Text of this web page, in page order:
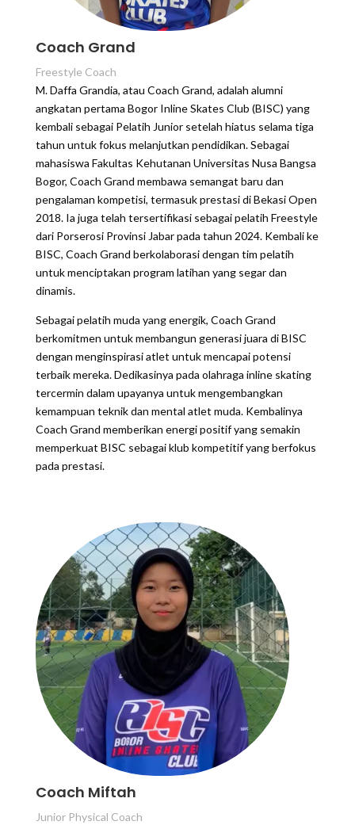
Coach Grand
Freestyle Coach
M. Daffa Grandia, atau Coach Grand, adalah alumni
angkatan pertama Bogor Inline Skates Club (BISC) yang
kembali sebagai Pelatih Junior setelah hiatus selama tiga
tahun untuk fokus melanjutkan pendidikan. Sebagai
mahasiswa Fakultas Kehutanan Universitas Nusa Bangsa
Bogor, Coach Grand membawa semangat baru dan
pengalaman kompetisi, termasuk prestasi di Bekasi Open
2018. Ia juga telah tersertifikasi sebagai pelatih Freestyle
dari Porserosi Provinsi Jabar pada tahun 2024. Kembali ke
BISC, Coach Grand berkolaborasi dengan tim pelatih
untuk menciptakan program latihan yang segar dan
dinamis.
Sebagai pelatih muda yang energik, Coach Grand
berkomitmen untuk membangun generasi juara di BISC
dengan menginspirasi atlet untuk mencapai potensi
terbaik mereka. Dedikasinya pada olahraga inline skating
tercermin dalam upayanya untuk mengembangkan
kemampuan teknik dan mental atlet muda. Kembalinya
Coach Grand memberikan energi positif yang semakin
memperkuat BISC sebagai klub kompetitif yang berfokus
pada prestasi.
Coach Miftah
Junior Physical Coach